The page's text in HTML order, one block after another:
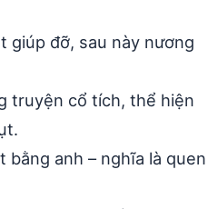
giúp đỡ, sau này nương
truyện cổ tích, thể hiện
bằng anh – nghĩa là quen